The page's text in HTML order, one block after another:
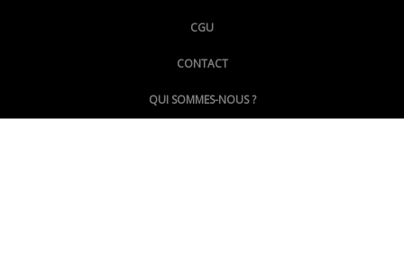
@LePoingMontpellier
CGU
CONTACT
QUI SOMMES-NOUS ?